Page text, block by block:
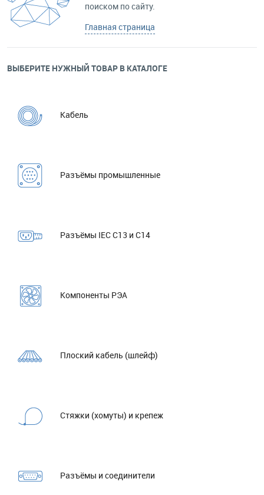
поиском по сайту.
Главная страница
ВЫБЕРИТЕ НУЖНЫЙ ТОВАР В КАТАЛОГЕ
Кабель
Разъёмы промышленные
Разъёмы IEC C13 и C14
Компоненты РЭА
Плоский кабель (шлейф)
Стяжки (хомуты) и крепеж
Разъёмы и соединители